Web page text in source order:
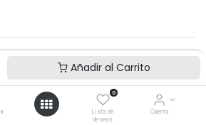
Añadir al Carrito
0
Lista de
deseos
Cuenta
al carrito